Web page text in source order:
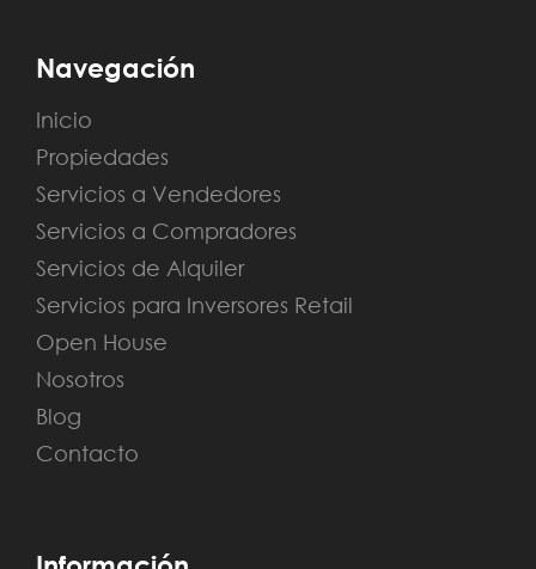
Navegación
Inicio
Propiedades
Servicios a Vendedores
Servicios a Compradores
Servicios de Alquiler
Servicios para Inversores Retail
Open House
Nosotros
Blog
Contacto